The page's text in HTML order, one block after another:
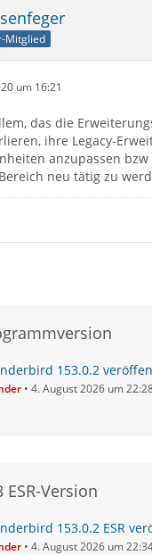
Mitglied
um 16:21
das die
ihre Legacy-
anzupassen
neu tätig zu
153.0.2
4. August 2026 um
Version
153.0.2 ESR
4. August 2026 um